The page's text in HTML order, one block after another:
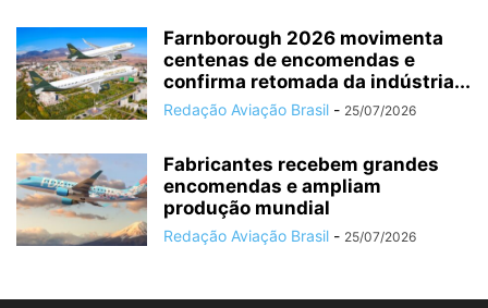
Farnborough 2026 movimenta
centenas de encomendas e
confirma retomada da indústria...
Redação Aviação Brasil - 25/07/2026
Fabricantes recebem grandes
encomendas e ampliam
produção mundial
Redação Aviação Brasil - 25/07/2026